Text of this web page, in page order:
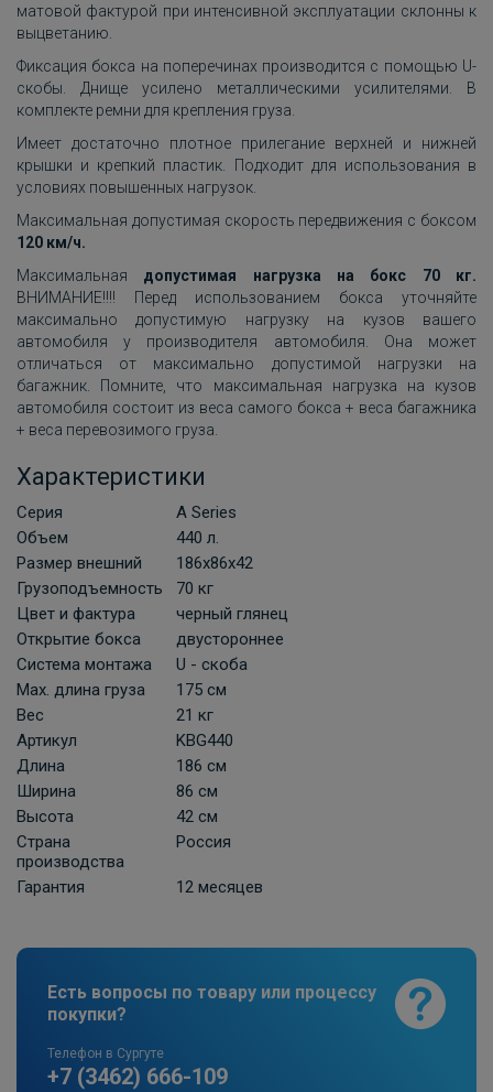
матовой фактурой при интенсивной эксплуатации склонны к
выцветанию.
Фиксация бокса на поперечинах производится с помощью U-
скобы. Днище усилено металлическими усилителями. В
комплекте ремни для крепления груза.
Имеет достаточно плотное прилегание верхней и нижней
крышки и крепкий пластик. Подходит для использования в
условиях повышенных нагрузок.
Максимальная допустимая скорость передвижения с боксом
120 км/ч.
Максимальная допустимая нагрузка на бокс 70 кг.
ВНИМАНИЕ!!!! Перед использованием бокса уточняйте
максимально допустимую нагрузку на кузов вашего
автомобиля у производителя автомобиля. Она может
отличаться от максимально допустимой нагрузки на
багажник. Помните, что максимальная нагрузка на кузов
автомобиля состоит из веса самого бокса + веса багажника
+ веса перевозимого груза.
Характеристики
Серия
A Series
Объем
440 л.
Размер внешний
186х86х42
Грузоподъемность
70 кг
Цвет и фактура
черный глянец
Открытие бокса
двустороннее
Система монтажа
U - скоба
Мах. длина груза
175 см
Вес
21 кг
Артикул
KBG440
Длина
186 см
Ширина
86 см
Высота
42 см
Страна
производства
Россия
Гарантия 12 месяцев
Есть вопросы по товару или процессу
покупки?
Телефон в Сургуте
+7 (3462) 666-109